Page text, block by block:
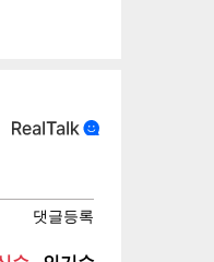
인쇄 목록